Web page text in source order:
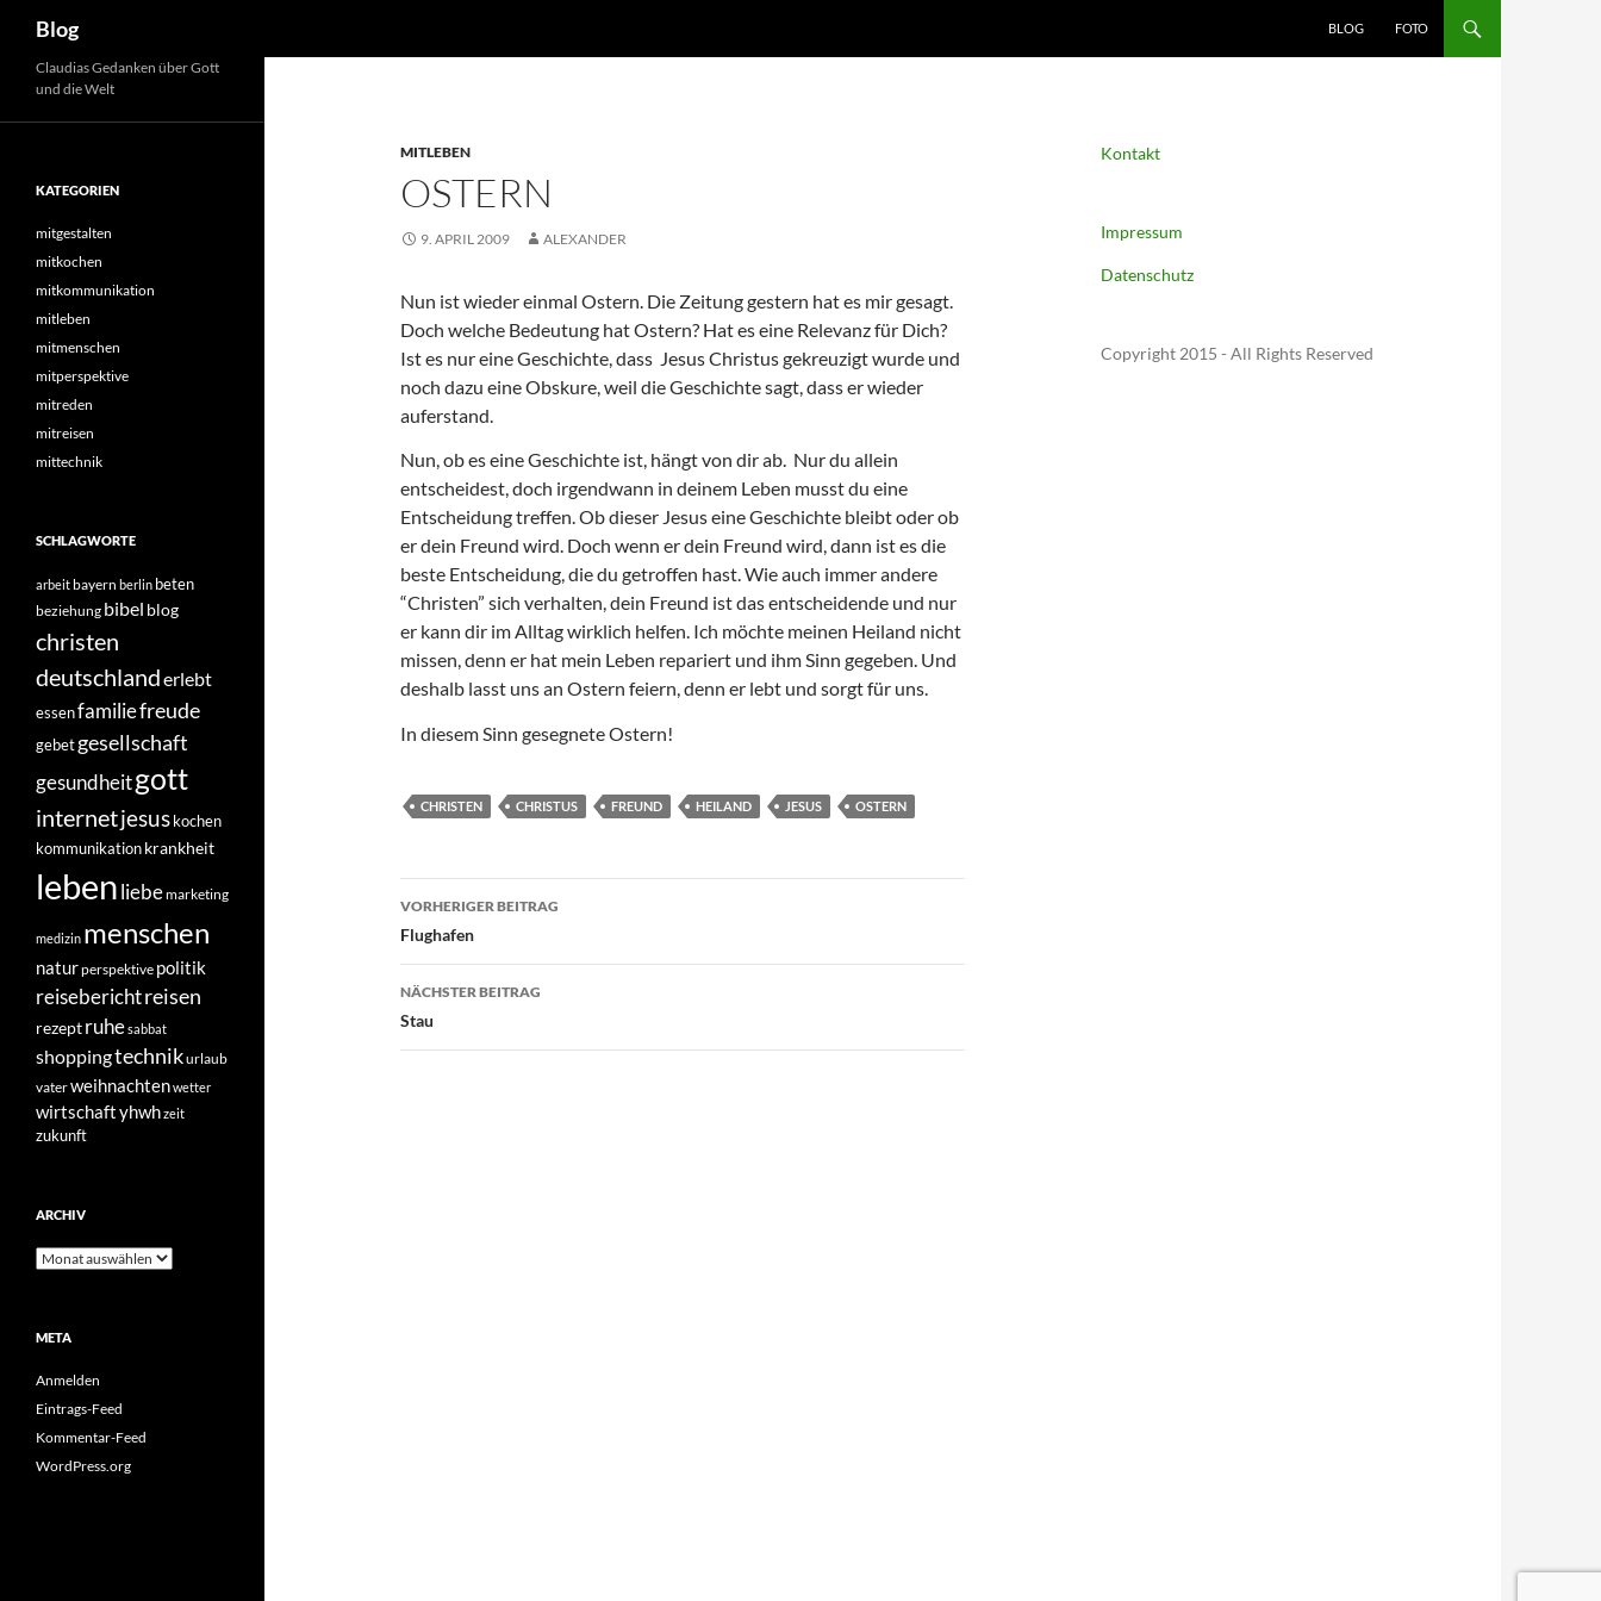
Zum
Inhalt
springen
Blog BLOG FOTO
MITLEBEN
OSTERN
9. APRIL 2009 ALEXANDER
Nun ist wieder einmal Ostern. Die Zeitung gestern hat es mir gesagt.
Doch welche Bedeutung hat Ostern? Hat es eine Relevanz für Dich?
Ist es nur eine Geschichte, dass Jesus Christus gekreuzigt wurde und
noch dazu eine Obskure, weil die Geschichte sagt, dass er wieder
auferstand.
Nun, ob es eine Geschichte ist, hängt von dir ab. Nur du allein
entscheidest, doch irgendwann in deinem Leben musst du eine
Entscheidung treffen. Ob dieser Jesus eine Geschichte bleibt oder ob
er dein Freund wird. Doch wenn er dein Freund wird, dann ist es die
beste Entscheidung, die du getroffen hast. Wie auch immer andere
“Christen” sich verhalten, dein Freund ist das entscheidende und nur
er kann dir im Alltag wirklich helfen. Ich möchte meinen Heiland nicht
missen, denn er hat mein Leben repariert und ihm Sinn gegeben. Und
deshalb lasst uns an Ostern feiern, denn er lebt und sorgt für uns.
In diesem Sinn gesegnete Ostern!
CHRISTEN CHRISTUS FREUND HEILAND JESUS OSTERN
Beitragsnavigation
VORHERIGER BEITRAG
Flughafen
NÄCHSTER BEITRAG
Stau
Kontakt
Impressum
Datenschutz
Copyright 2015 - All Rights Reserved
Claudias Gedanken über Gott
und die Welt
KATEGORIEN
mitgestalten
mitkochen
mitkommunikation
mitleben
mitmenschen
mitperspektive
mitreden
mitreisen
mittechnik
SCHLAGWORTE
arbeitbayern berlin beten
beziehung bibel blog
christen
deutschlanderlebt
essenfamiliefreude
gebetgesellschaft
gesundheitgott
internetjesuskochen
kommunikationkrankheit
lebenliebemarketing
medizin menschen
naturperspektive politik
reiseberichtreisen
rezeptruhesabbat
shoppingtechnikurlaub
vaterweihnachtenwetter
wirtschaftyhwhzeit
zukunft
ARCHIV
Archiv
META
Anmelden
Eintrags-Feed
Kommentar-Feed
WordPress.org